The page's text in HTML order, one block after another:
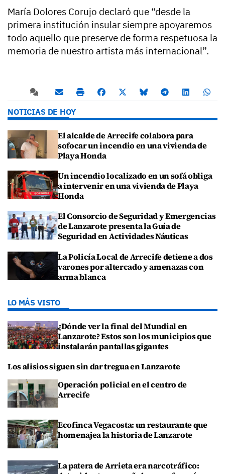
María Dolores Corujo declaró que “desde la
primera institución insular siempre apoyaremos
todo aquello que preserve de forma respetuosa la
memoria de nuestro artista más internacional”.
NOTICIAS DE HOY
El alcalde de Arrecife colabora para
sofocar un incendio en una vivienda de
Playa Honda
Un incendio localizado en un sofá obliga
a intervenir en una vivienda de Playa
Honda
El Consorcio de Seguridad y Emergencias
de Lanzarote presenta la Guía de
Seguridad en Actividades Náuticas
La Policía Local de Arrecife detiene a dos
varones por altercado y amenazas con
arma blanca
LO MÁS VISTO
¿Dónde ver la final del Mundial en
Lanzarote? Estos son los municipios que
instalarán pantallas gigantes
Los alisios siguen sin dar tregua en Lanzarote
Operación policial en el centro de
Arrecife
Ecofinca Vegacosta: un restaurante que
homenajea la historia de Lanzarote
La patera de Arrieta era narcotráfico: